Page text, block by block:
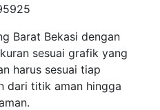
Barat Bekasi dengan
sesuai grafik yang
harus sesuai tiap
dari titik aman hingga